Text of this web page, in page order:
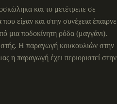
και το μετέτρεπε σε
είχαν και στην συνέχεια έπαιρνε
μια ποδοκίνητη ρόδα (μαγγάνι).
Η παραγωγή κουκουλιών στην
η παραγωγή έχει περιοριστεί στην